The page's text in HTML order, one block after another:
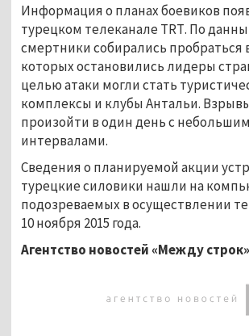
Информация о планах боевиков
турецком телеканале TRT. По
смертники собирались пробраться
которых остановились лидеры
целью атаки могли стать
комплексы и клубы Антальи.
произойти в один день с
интервалами.
Сведения о планируемой акции
турецкие силовики нашли на
подозреваемых в осуществлении
10 ноября 2015 года.
Агентство новостей «Между строк»